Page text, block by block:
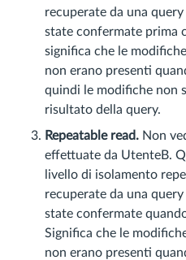
recuperate da una
state confermate prima
significa che le
non erano presenti
quindi le modifiche non
risultato della query.
Repeatable read. Non
effettuate da UtenteB.
livello di isolamento
recuperate da una
state confermate
Significa che le
non erano presenti